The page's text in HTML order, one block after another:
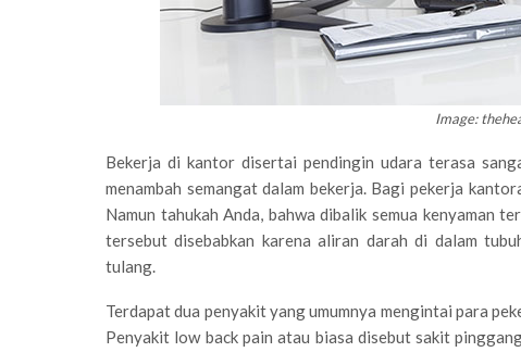
Image:
Bekerja di kantor disertai pendingin udara terasa
menambah semangat dalam bekerja. Bagi pekerja
Namun tahukah Anda, bahwa dibalik semua kenyaman
tersebut disebabkan karena aliran darah di dalam
tulang.
Terdapat dua penyakit yang umumnya mengintai para
Penyakit low back pain atau biasa disebut sakit